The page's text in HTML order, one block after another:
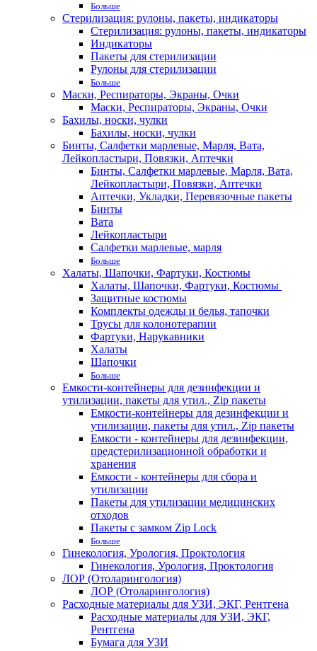
Больше
Стерилизация: рулоны, пакеты, индикаторы
Стерилизация: рулоны, пакеты, индикаторы
Индикаторы
Пакеты для стерилизации
Рулоны для стерилизации
Больше
Маски, Респираторы, Экраны, Очки
Маски, Респираторы, Экраны, Очки
Бахилы, носки, чулки
Бахилы, носки, чулки
Бинты, Салфетки марлевые, Марля, Вата,
Лейкопластыри, Повязки, Аптечки
Бинты, Салфетки марлевые, Марля, Вата,
Лейкопластыри, Повязки, Аптечки
Аптечки, Укладки, Перевязочные пакеты
Бинты
Вата
Лейкопластыри
Салфетки марлевые, марля
Больше
Халаты, Шапочки, Фартуки, Костюмы
Халаты, Шапочки, Фартуки, Костюмы
Защитные костюмы
Комплекты одежды и белья, тапочки
Трусы для колонотерапии
Фартуки, Нарукавники
Халаты
Шапочки
Больше
Емкости-контейнеры для дезинфекции и
утилизации, пакеты для утил., Zip пакеты
Емкости-контейнеры для дезинфекции и
утилизации, пакеты для утил., Zip пакеты
Емкости - контейнеры для дезинфекции,
предстерилизационной обработки и
хранения
Емкости - контейнеры для сбора и
утилизации
Пакеты для утилизации медицинских
отходов
Пакеты с замком Zip Lock
Больше
Гинекология, Урология, Проктология
Гинекология, Урология, Проктология
ЛОР (Отоларингология)
ЛОР (Отоларингология)
Расходные материалы для УЗИ, ЭКГ, Рентгена
Расходные материалы для УЗИ, ЭКГ,
Рентгена
Бумага для УЗИ